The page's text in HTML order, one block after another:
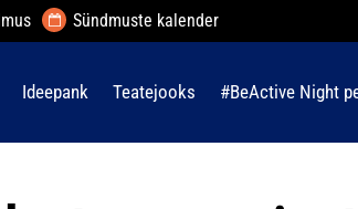
Sündmuste kalender
Ideepank Teatejooks #BeActive Night